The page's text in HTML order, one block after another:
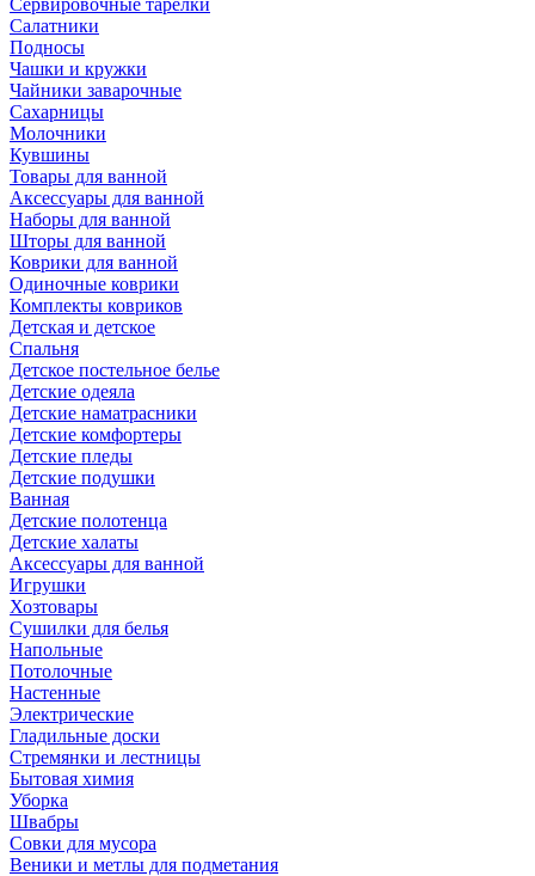
Сервировочные тарелки
Салатники
Подносы
Чашки и кружки
Чайники заварочные
Сахарницы
Молочники
Кувшины
Товары для ванной
Аксессуары для ванной
Наборы для ванной
Шторы для ванной
Коврики для ванной
Одиночные коврики
Комплекты ковриков
Детская и детское
Спальня
Детское постельное белье
Детские одеяла
Детские наматрасники
Детские комфортеры
Детские пледы
Детские подушки
Ванная
Детские полотенца
Детские халаты
Аксессуары для ванной
Игрушки
Хозтовары
Сушилки для белья
Напольные
Потолочные
Настенные
Электрические
Гладильные доски
Стремянки и лестницы
Бытовая химия
Уборка
Швабры
Совки для мусора
Веники и метлы для подметания